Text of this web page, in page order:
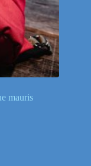
mauris